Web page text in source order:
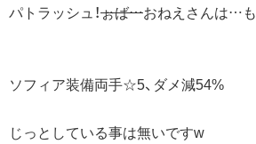
パトラッシュ！ぉば…おねえさんは…
ソフィア装備両手☆5、ダメ減54%
じっとしている事は無いですw